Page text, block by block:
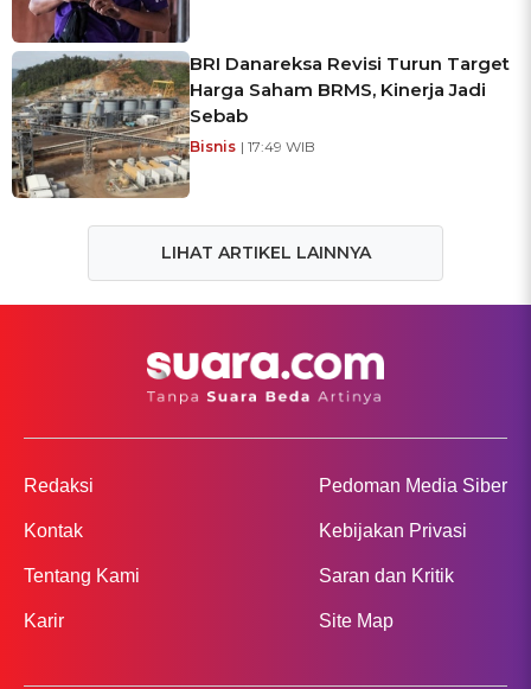
BRI Danareksa Revisi Turun Target
Harga Saham BRMS, Kinerja Jadi
Sebab
Bisnis | 17:49 WIB
LIHAT ARTIKEL LAINNYA
Redaksi
Kontak
Tentang Kami
Karir
Pedoman Media Siber
Kebijakan Privasi
Saran dan Kritik
Site Map